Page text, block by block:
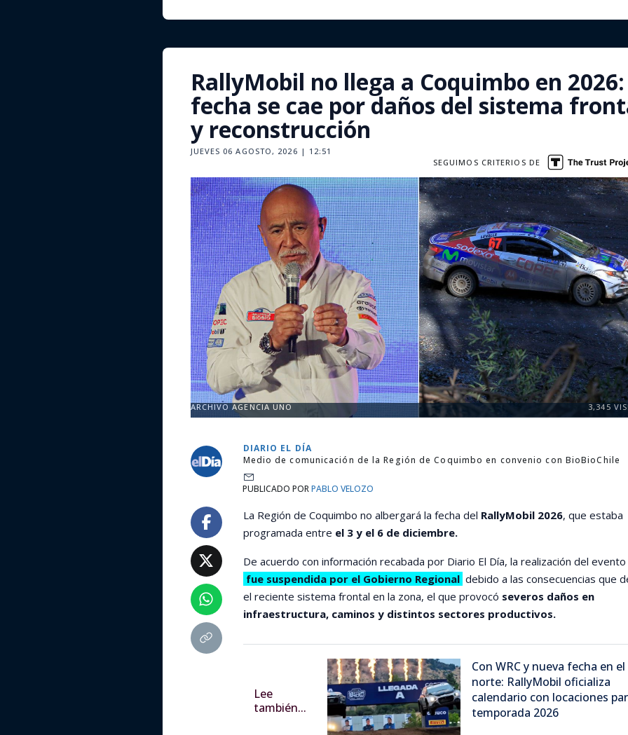
RallyMobil no llega a Coquimbo en 2026:
fecha se cae por daños del sistema
y reconstrucción
JUEVES 06 AGOSTO, 2026 | 12:51
SEGUIMOS CRITERIOS DE
ARCHIVO AGENCIA UNO 3,345
DIARIO EL DÍA
Medio de comunicación de la Región de Coquimbo en convenio con BioBioChile
PUBLICADO PORPABLO VELOZO
La Región de Coquimbo no albergará la fecha del RallyMobil 2026, que estaba
programada entre el 3 y el 6 de diciembre.
De acuerdo con información recabada por Diario El Día, la realización del evento
fue suspendida por el Gobierno Regional debido a las consecuencias que
el reciente sistema frontal en la zona, el que provocó severos daños en
infraestructura, caminos y distintos sectores productivos.
Lee
también...
Con WRC y nueva fecha en el
norte: RallyMobil oficializa
calendario con locaciones
temporada 2026